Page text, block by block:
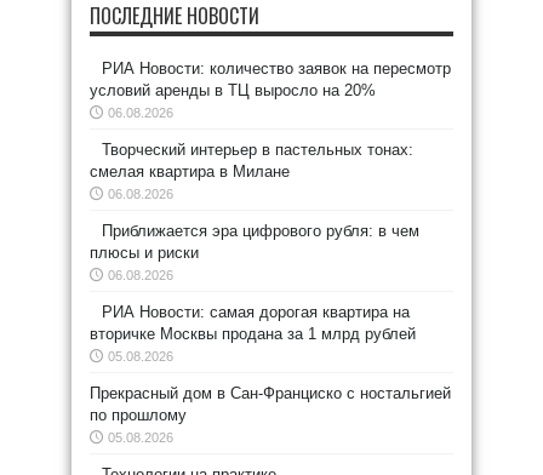
ПОСЛЕДНИЕ НОВОСТИ
РИА Новости: количество заявок на пересмотр
условий аренды в ТЦ выросло на 20%
06.08.2026
Творческий интерьер в пастельных тонах:
смелая квартира в Милане
06.08.2026
Приближается эра цифрового рубля: в чем
плюсы и риски
06.08.2026
РИА Новости: самая дорогая квартира на
вторичке Москвы продана за 1 млрд рублей
05.08.2026
Прекрасный дом в Сан-Франциско с ностальгией
по прошлому
05.08.2026